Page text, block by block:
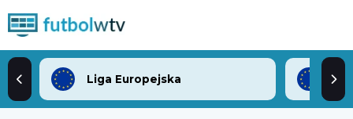
Liga Europejska